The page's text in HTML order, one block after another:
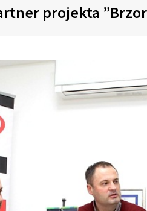
projekta